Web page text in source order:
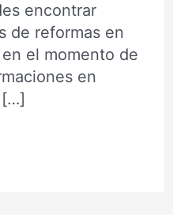
encontrar
de reformas en
el momento de
en
[…]